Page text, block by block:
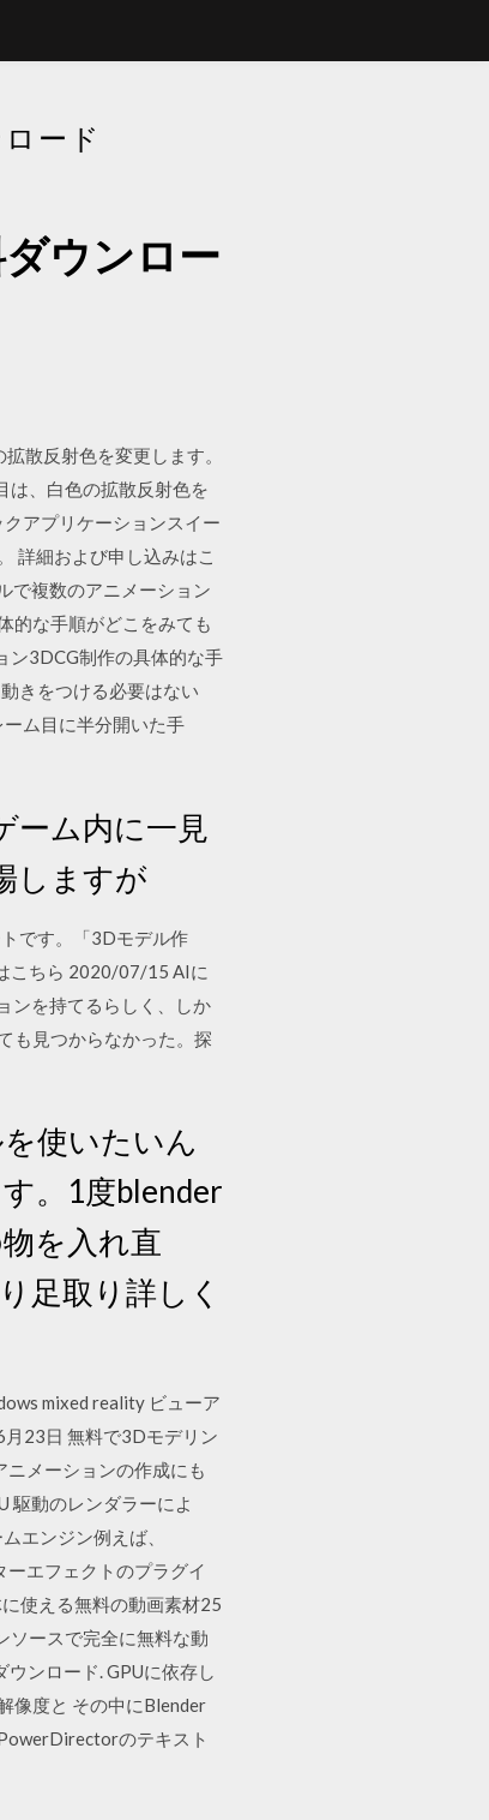
ード
ウンロー
散反射色を変更します。
は、白色の拡散反射色を
アプリケーションスイー
詳細および申し込みはこ
で複数のアニメーション
的な手順がどこをみても
ン3DCG制作の具体的な手
きをつける必要はない
ム目に半分開いた手
ーム内に一見
しますが
です。「3Dモデル作
こちら 2020/07/15 AIに
ンを持てるらしく、しか
も見つからなかった。探
使いたいん
。1度blender
を入れ直
足取り詳しく
mixed reality ビューア
23日 無料で3Dモデリン
メーションの作成にも
駆動のレンダラーによ
エンジン例えば、
エフェクトのプラグイ
使える無料の動画素材25
ソースで完全に無料な動
ンロード. GPUに依存し
像度と その中にBlender
のテキスト